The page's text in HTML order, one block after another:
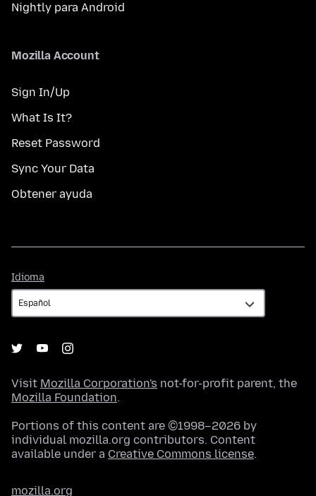
Nightly para Android
Mozilla Account
Sign In/Up
What Is It?
Reset Password
Sync Your Data
Obtener ayuda
Idioma
Visit Mozilla Corporation's not-for-profit parent, the
Mozilla Foundation.
Portions of this content are ©1998–2026 by
individual mozilla.org contributors. Content
available under a Creative Commons license.
mozilla.org